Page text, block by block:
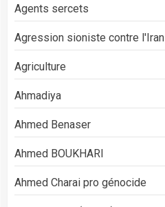
Agents sercets
Agression sioniste contre l'Iran
Agriculture
Ahmadiya
Ahmed Benaser
Ahmed BOUKHARI
Ahmed Charai pro génocide